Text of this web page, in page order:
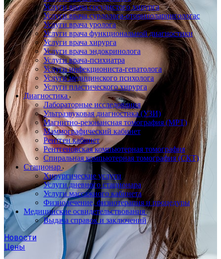
Услуги врача сосудистого хирурга
Услуги врача сурдолога-оториноларингологас
Услуги врача уролога
Услуги врача функциональной диагностики
Услуги врача хирурга
Услуги врача эндокринолога
Услуги врача-психиатра
Услуги инфекциониста-гепатолога
Услуги медицинского психолога
Услуги пластического хирурга
Диагностика
Лабораторные исследования
Ультразвуковая диагностика (УЗИ)
Магнитно-резонансная томография (МРТ)
Маммографический кабинет
Рентген кабинет
Рентгеновская компьютерная томография
Спиральная компьютерная томография (СКТ)
Стационар
Хирургические услуги
Услуги дневного стационара
Услуги массажного кабинета
Физиолечение, физиотерапия и процедуры
Медицинские освидетельствования
Выдача справок и заключений
Новости
Цены